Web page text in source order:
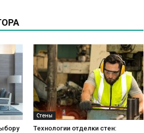
Стены
Технологии отделки стен: